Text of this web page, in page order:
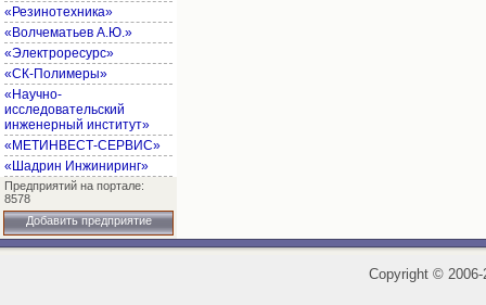
«Резинотехника»
«Волчематьев А.Ю.»
«Электроресурс»
«СК-Полимеры»
«Научно-
исследовательский
инженерный институт»
«МЕТИНВЕСТ-СЕРВИС»
«Шадрин Инжиниринг»
Предприятий на портале:
8578
Добавить предприятие
Copyright ©